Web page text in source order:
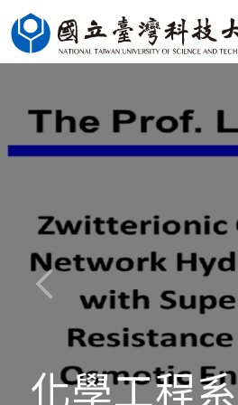
跳
到
容
化學工程系